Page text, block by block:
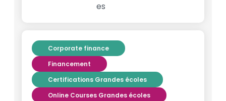
es
Corporate finance
Financement
Certifications Grandes écoles
Online Courses Grandes écoles